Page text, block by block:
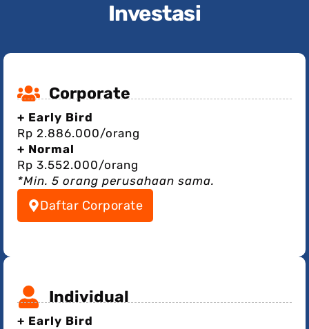
Investasi
Corporate
+ Early Bird
Rp 2.886.000/orang
+ Normal
Rp 3.552.000/orang
*Min. 5 orang perusahaan sama.
Daftar Corporate
Individual
+ Early Bird